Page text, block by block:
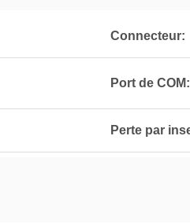
Connecteur:
Port de COM:
Perte par